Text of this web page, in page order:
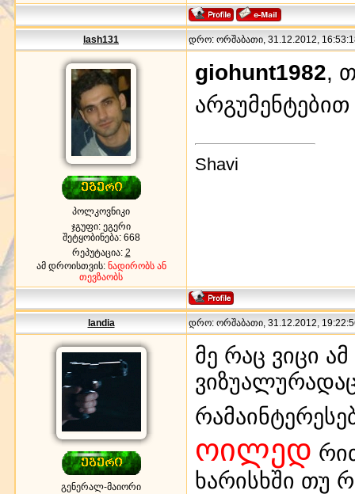
lash131 დრო: ორშაბათი, 31.12.2012,
პოლკოვნიკი
ჯგუფი: ეგერი
შეტყობინება: 668
რეპუტაცია: 2
ამ დროისთვის: ნადირობს ან
თევზაობს
giohunt1982,
Shavi
landia დრო: ორშაბათი, 31.12.2012,
გენერალ-მაიორი
მე რაც ვიცი
ოილედ
ხარისხში თუ